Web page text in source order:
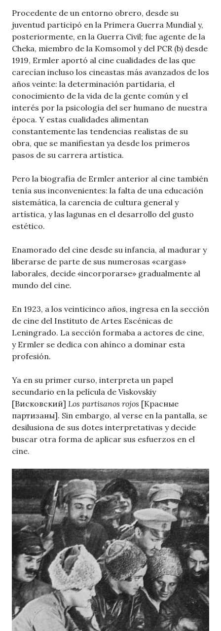
Procedente de un entorno obrero, desde su
juventud participó en la Primera Guerra Mundial y,
posteriormente, en la Guerra Civil; fue agente de la
Cheka, miembro de la Komsomol y del PCR (b) desde
1919, Ermler aportó al cine cualidades de las que
carecían incluso los cineastas más avanzados de los
años veinte: la determinación partidaria, el
conocimiento de la vida de la gente común y el
interés por la psicología del ser humano de nuestra
época. Y estas cualidades alimentan
constantemente las tendencias realistas de su
obra, que se manifiestan ya desde los primeros
pasos de su carrera artística.
Pero la biografía de Ermler anterior al cine también
tenía sus inconvenientes: la falta de una educación
sistemática, la carencia de cultura general y
artística, y las lagunas en el desarrollo del gusto
estético.
Enamorado del cine desde su infancia, al madurar y
liberarse de parte de sus numerosas «cargas»
laborales, decide «incorporarse» gradualmente al
mundo del cine.
En 1923, a los veinticinco años, ingresa en la sección
de cine del Instituto de Artes Escénicas de
Leningrado. La sección formaba a actores de cine,
y Ermler se dedica con ahínco a dominar esta
profesión.
Ya en su primer curso, interpreta un papel
secundario en la película de Viskovskiy
[Висковский] Los partisanos rojos [Красные
партизаны]. Sin embargo, al verse en la pantalla, se
desilusiona de sus dotes interpretativas y decide
buscar otra forma de aplicar sus esfuerzos en el
cine.